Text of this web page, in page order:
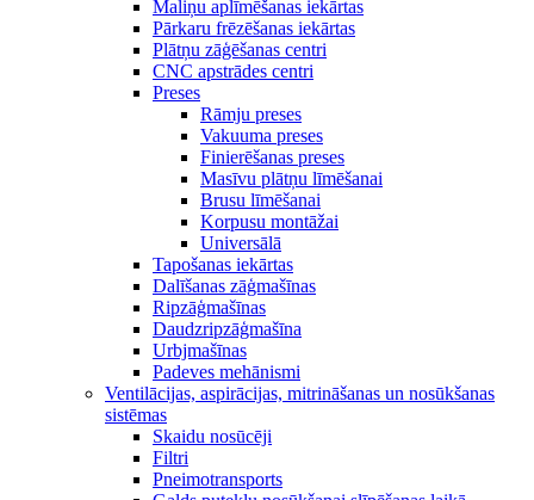
Maliņu aplīmēšanas iekārtas
Pārkaru frēzēšanas iekārtas
Plātņu zāģēšanas centri
CNC apstrādes centri
Preses
Rāmju preses
Vakuuma preses
Finierēšanas preses
Masīvu plātņu līmēšanai
Brusu līmēšanai
Korpusu montāžai
Universālā
Tapošanas iekārtas
Dalīšanas zāģmašīnas
Ripzāģmašīnas
Daudzripzāģmašīna
Urbjmašīnas
Padeves mehānismi
Ventilācijas, aspirācijas, mitrināšanas un nosūkšanas
sistēmas
Skaidu nosūcēji
Filtri
Pneimotransports